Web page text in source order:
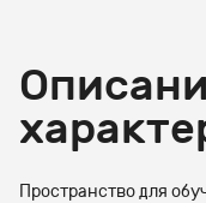
Пространство для